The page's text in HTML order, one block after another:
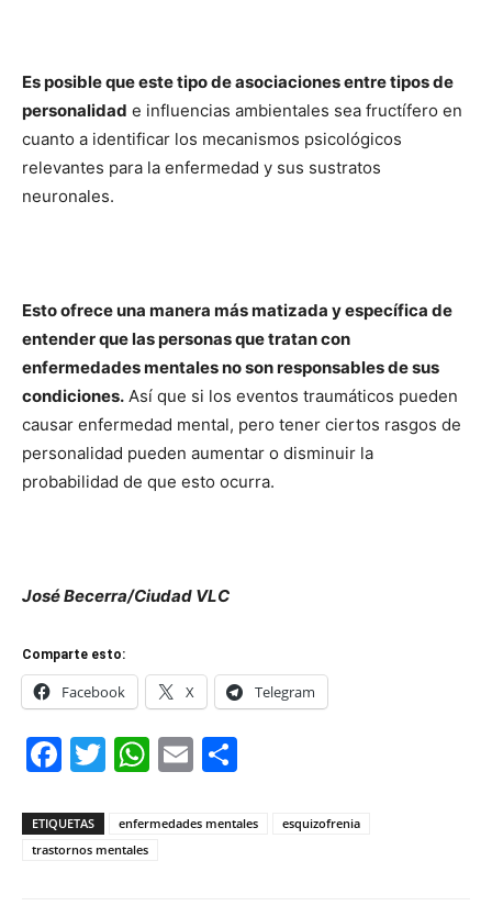
Es posible que este tipo de asociaciones entre tipos de
personalidad e influencias ambientales sea fructífero en
cuanto a identificar los mecanismos psicológicos
relevantes para la enfermedad y sus sustratos
neuronales.
Esto ofrece una manera más matizada y específica de
entender que las personas que tratan con
enfermedades mentales no son responsables de sus
condiciones. Así que si los eventos traumáticos pueden
causar enfermedad mental, pero tener ciertos rasgos de
personalidad pueden aumentar o disminuir la
probabilidad de que esto ocurra.
José Becerra/Ciudad VLC
Comparte esto:
Facebook X Telegram
Facebook
Twitter
WhatsApp
Email
ETIQUETAS enfermedades mentales
esquizofrenia
trastornos mentales